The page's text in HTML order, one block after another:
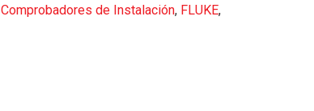
Comprobadores de Instalación, FLUKE,